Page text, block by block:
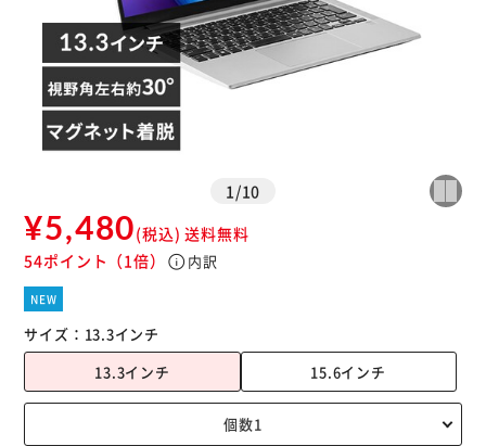
1 /10
¥5,480(税込) 送料無料
54ポイント （1倍） info内訳
NEW
サイズ： 13.3インチ
13.3インチ
15.6インチ